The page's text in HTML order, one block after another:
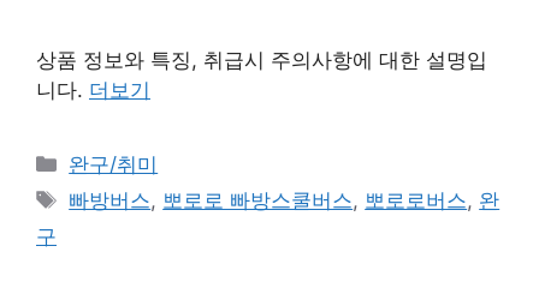
상품 정보와 특징, 취급시 주의사항에 대한 설명입
니다. 더보기
카
테
완구/취미
태
빠방버스, 뽀로로 빠방스쿨버스, 뽀로로버스, 완
구